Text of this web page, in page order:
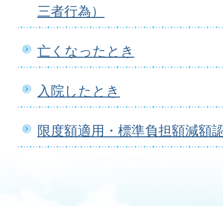
三者行為）
亡くなったとき
入院したとき
限度額適用・標準負担額減額